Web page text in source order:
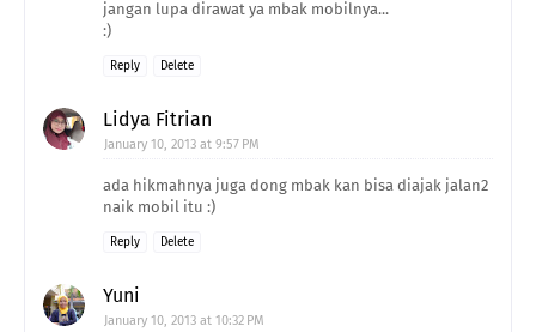
jangan lupa dirawat ya mbak mobilnya...
:)
Reply Delete
Lidya Fitrian
January 10, 2013 at 9:57 PM
ada hikmahnya juga dong mbak kan bisa diajak jalan2
naik mobil itu :)
Reply Delete
Yuni
January 10, 2013 at 10:32 PM